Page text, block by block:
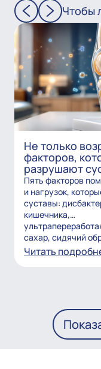
Чтобы
Не только
факторов,
разрушают
Пять факторов
и нагрузок,
суставы:
кишечника,
сахар, сидячий
Читать